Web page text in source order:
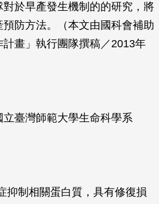
對於早產發生機制的的研究，將
防方法。（本文由國科會補助
計畫」執行團隊撰稿／2013年
立臺灣師範大學生命科學系
抑制相關蛋白質，具有修復損